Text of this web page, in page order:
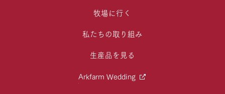
牧場に行く
私たちの取り組み
生産品を見る
Arkfarm Wedding